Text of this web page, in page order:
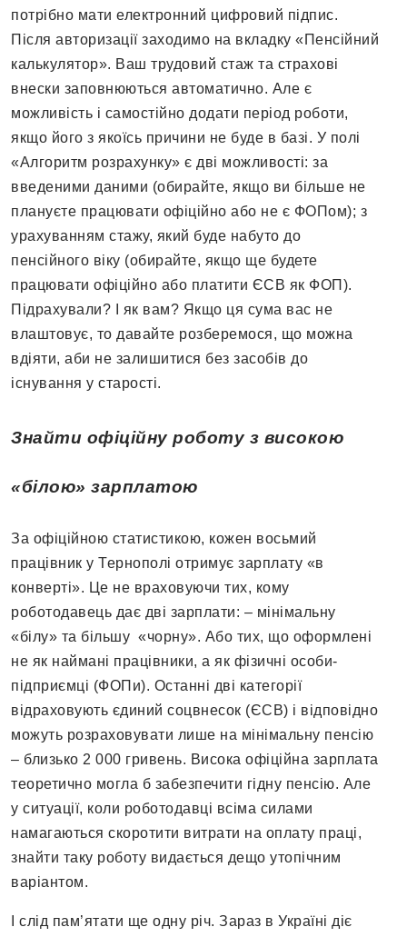
потрібно мати електронний цифровий підпис.
Після авторизації заходимо на вкладку «Пенсійний
калькулятор». Ваш трудовий стаж та страхові
внески заповнюються автоматично. Але є
можливість і самостійно додати період роботи,
якщо його з якоїсь причини не буде в базі. У полі
«Алгоритм розрахунку» є дві можливості: за
введеними даними (обирайте, якщо ви більше не
плануєте працювати офіційно або не є ФОПом); з
урахуванням стажу, який буде набуто до
пенсійного віку (обирайте, якщо ще будете
працювати офіційно або платити ЄСВ як ФОП).
Підрахували? І як вам? Якщо ця сума вас не
влаштовує, то давайте розберемося, що можна
вдіяти, аби не залишитися без засобів до
існування у старості.
Знайти офіційну роботу з високою
«білою» зарплатою
За офіційною статистикою, кожен восьмий
працівник у Тернополі отримує зарплату «в
конверті». Це не враховуючи тих, кому
роботодавець дає дві зарплати: – мінімальну
«білу» та більшу «чорну». Або тих, що оформлені
не як наймані працівники, а як фізичні особи-
підприємці (ФОПи). Останні дві категорії
відраховують єдиний соцвнесок (ЄСВ) і відповідно
можуть розраховувати лише на мінімальну пенсію
– близько 2 000 гривень. Висока офіційна зарплата
теоретично могла б забезпечити гідну пенсію. Але
у ситуації, коли роботодавці всіма силами
намагаються скоротити витрати на оплату праці,
знайти таку роботу видається дещо утопічним
варіантом.
І слід пам’ятати ще одну річ. Зараз в Україні діє